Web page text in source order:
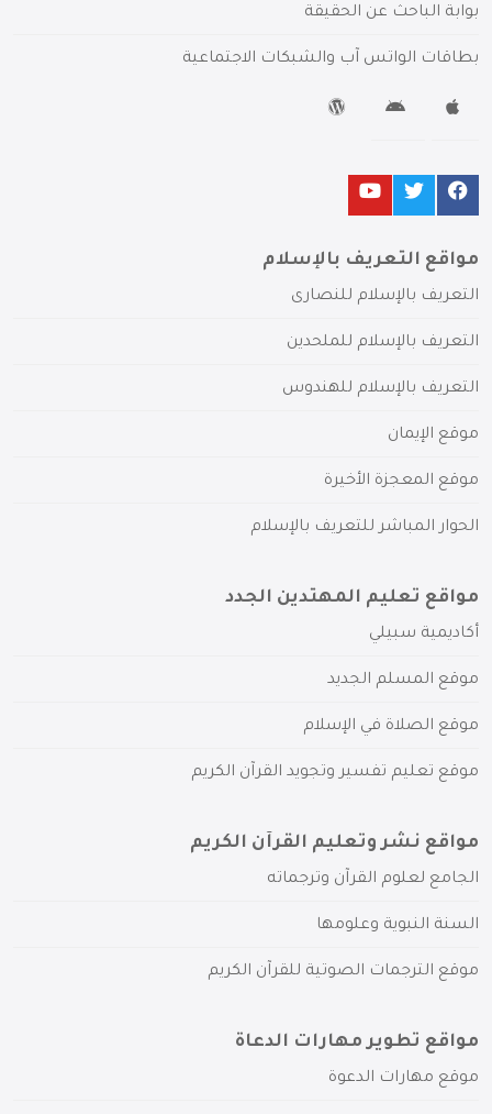
بوابة الباحث عن الحقيقة
بطاقات الواتس آب والشبكات الاجتماعية
مواقع التعريف بالإسلام
التعريف بالإسلام للنصارى
التعريف بالإسلام للملحدين
التعريف بالإسلام للهندوس
موقع الإيمان
موقع المعجزة الأخيرة
الحوار المباشر للتعريف بالإسلام
مواقع تعليم المهتدين الجدد
أكاديمية سبيلي
موقع المسلم الجديد
موقع الصلاة في الإسلام
موقع تعليم تفسير وتجويد القرآن الكريم
مواقع نشر وتعليم القرآن الكريم
الجامع لعلوم القرآن وترجماته
السنة النبوية وعلومها
موقع الترجمات الصوتية للقرآن الكريم
مواقع تطوير مهارات الدعاة
موقع مهارات الدعوة